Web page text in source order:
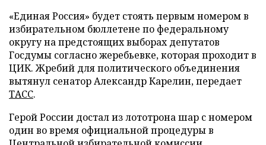
«Единая Россия» будет стоять первым номером в
избирательном бюллетене по федеральному
округу на предстоящих выборах депутатов
Госдумы согласно жеребьевке, которая проходит в
ЦИК. Жребий для политического объединения
вытянул сенатор Александр Карелин, передает
ТАСС.
Герой России достал из лототрона шар с номером
один во время официальной процедуры в